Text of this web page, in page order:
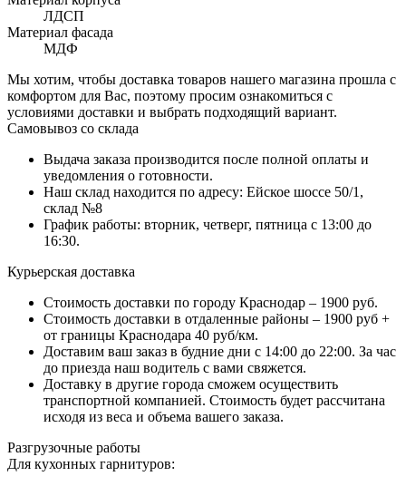
ЛДСП
Материал фасада
МДФ
Мы хотим, чтобы доставка товаров нашего магазина прошла с
комфортом для Вас, поэтому просим ознакомиться с
условиями доставки и выбрать подходящий вариант.
Самовывоз со склада
Выдача заказа производится после полной оплаты и
уведомления о готовности.
Наш склад находится по адресу: Ейское шоссе 50/1,
склад №8
График работы: вторник, четверг, пятница с 13:00 до
16:30.
Курьерская доставка
Стоимость доставки по городу Краснодар – 1900 руб.
Стоимость доставки в отдаленные районы – 1900 руб +
от границы Краснодара 40 руб/км.
Доставим ваш заказ в будние дни с 14:00 до 22:00. За час
до приезда наш водитель с вами свяжется.
Доставку в другие города сможем осуществить
транспортной компанией. Стоимость будет рассчитана
исходя из веса и объема вашего заказа.
Разгрузочные работы
Для кухонных гарнитуров: